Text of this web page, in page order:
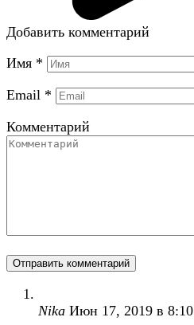
Добавить комментарий
Имя *
Email *
Комментарий
Nika Июн 17, 2019 в 8:10